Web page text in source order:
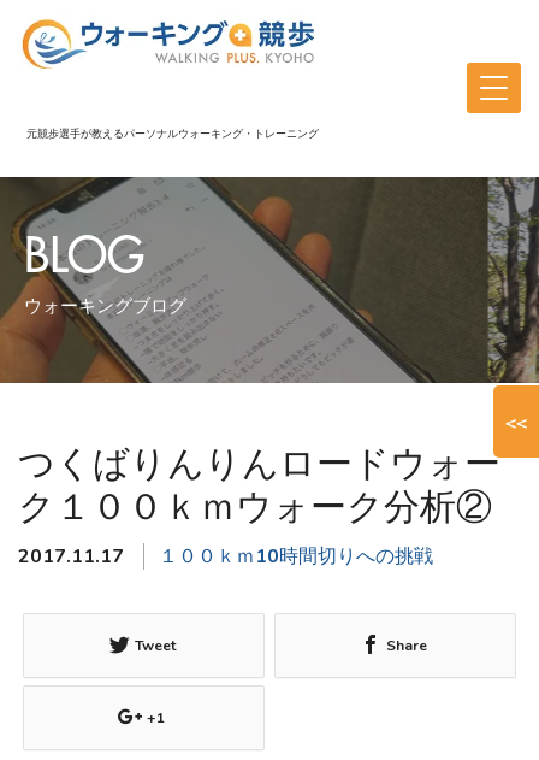
元競歩選手が教えるパーソナルウォーキング・トレーニング
BLOG
ウォーキングブログ
つくばりんりんロードウォー
ク１００ｋｍウォーク分析②
2017.11.17 １００ｋｍ10時間切りへの挑戦
Tweet Share
+1
<<